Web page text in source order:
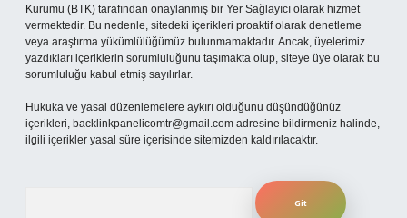
Kurumu (BTK) tarafından onaylanmış bir Yer Sağlayıcı olarak hizmet
vermektedir. Bu nedenle, sitedeki içerikleri proaktif olarak denetleme
veya araştırma yükümlülüğümüz bulunmamaktadır. Ancak, üyelerimiz
yazdıkları içeriklerin sorumluluğunu taşımakta olup, siteye üye olarak bu
sorumluluğu kabul etmiş sayılırlar.
Hukuka ve yasal düzenlemelere aykırı olduğunu düşündüğünüz
içerikleri, backlinkpanelicomtr@gmail.com adresine bildirmeniz halinde,
ilgili içerikler yasal süre içerisinde sitemizden kaldırılacaktır.